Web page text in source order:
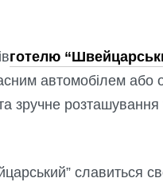
готелю
автомобілем або
зручне